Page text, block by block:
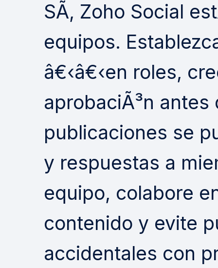
SÃ­, Zoho Social
equipos.
â€‹â€‹en roles,
aprobaciÃ³n antes
publicaciones se
y respuestas a
equipo, colabore
contenido y evite
accidentales con